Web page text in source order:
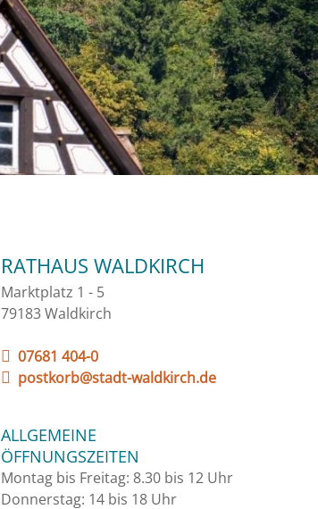
RATHAUS WALDKIRCH
Marktplatz 1 - 5
79183 Waldkirch
07681 404-0
postkorb@stadt-waldkirch.de
ALLGEMEINE
ÖFFNUNGSZEITEN
Montag bis Freitag: 8.30 bis 12 Uhr
Donnerstag: 14 bis 18 Uhr